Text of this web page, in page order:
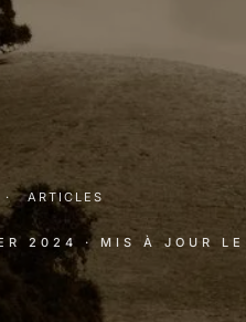
· ARTICLES
2024 · MIS À JOUR LE